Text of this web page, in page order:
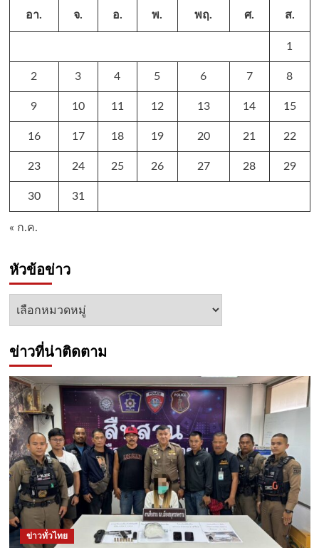
อา. จ. อ. พ. พฤ. ศ. ส.
1
2 3 4 5 6 7 8
9 10 11 12 13 14 15
16 17 18 19 20 21 22
23 24 25 26 27 28 29
30 31
« ก.ค.
หัวข้อข่าว
หัวข้อ
ข่าวที่น่าติดตาม
ข่าวทั่วไทย